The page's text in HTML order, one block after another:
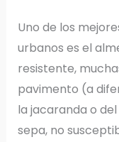
Uno de los
urbanos es el
resistente,
pavimento (a
la jacaranda o
sepa, no